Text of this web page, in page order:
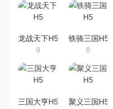
龙战天下H5
0
铁骑三国H5
0
三国大亨H5 聚义三国H5